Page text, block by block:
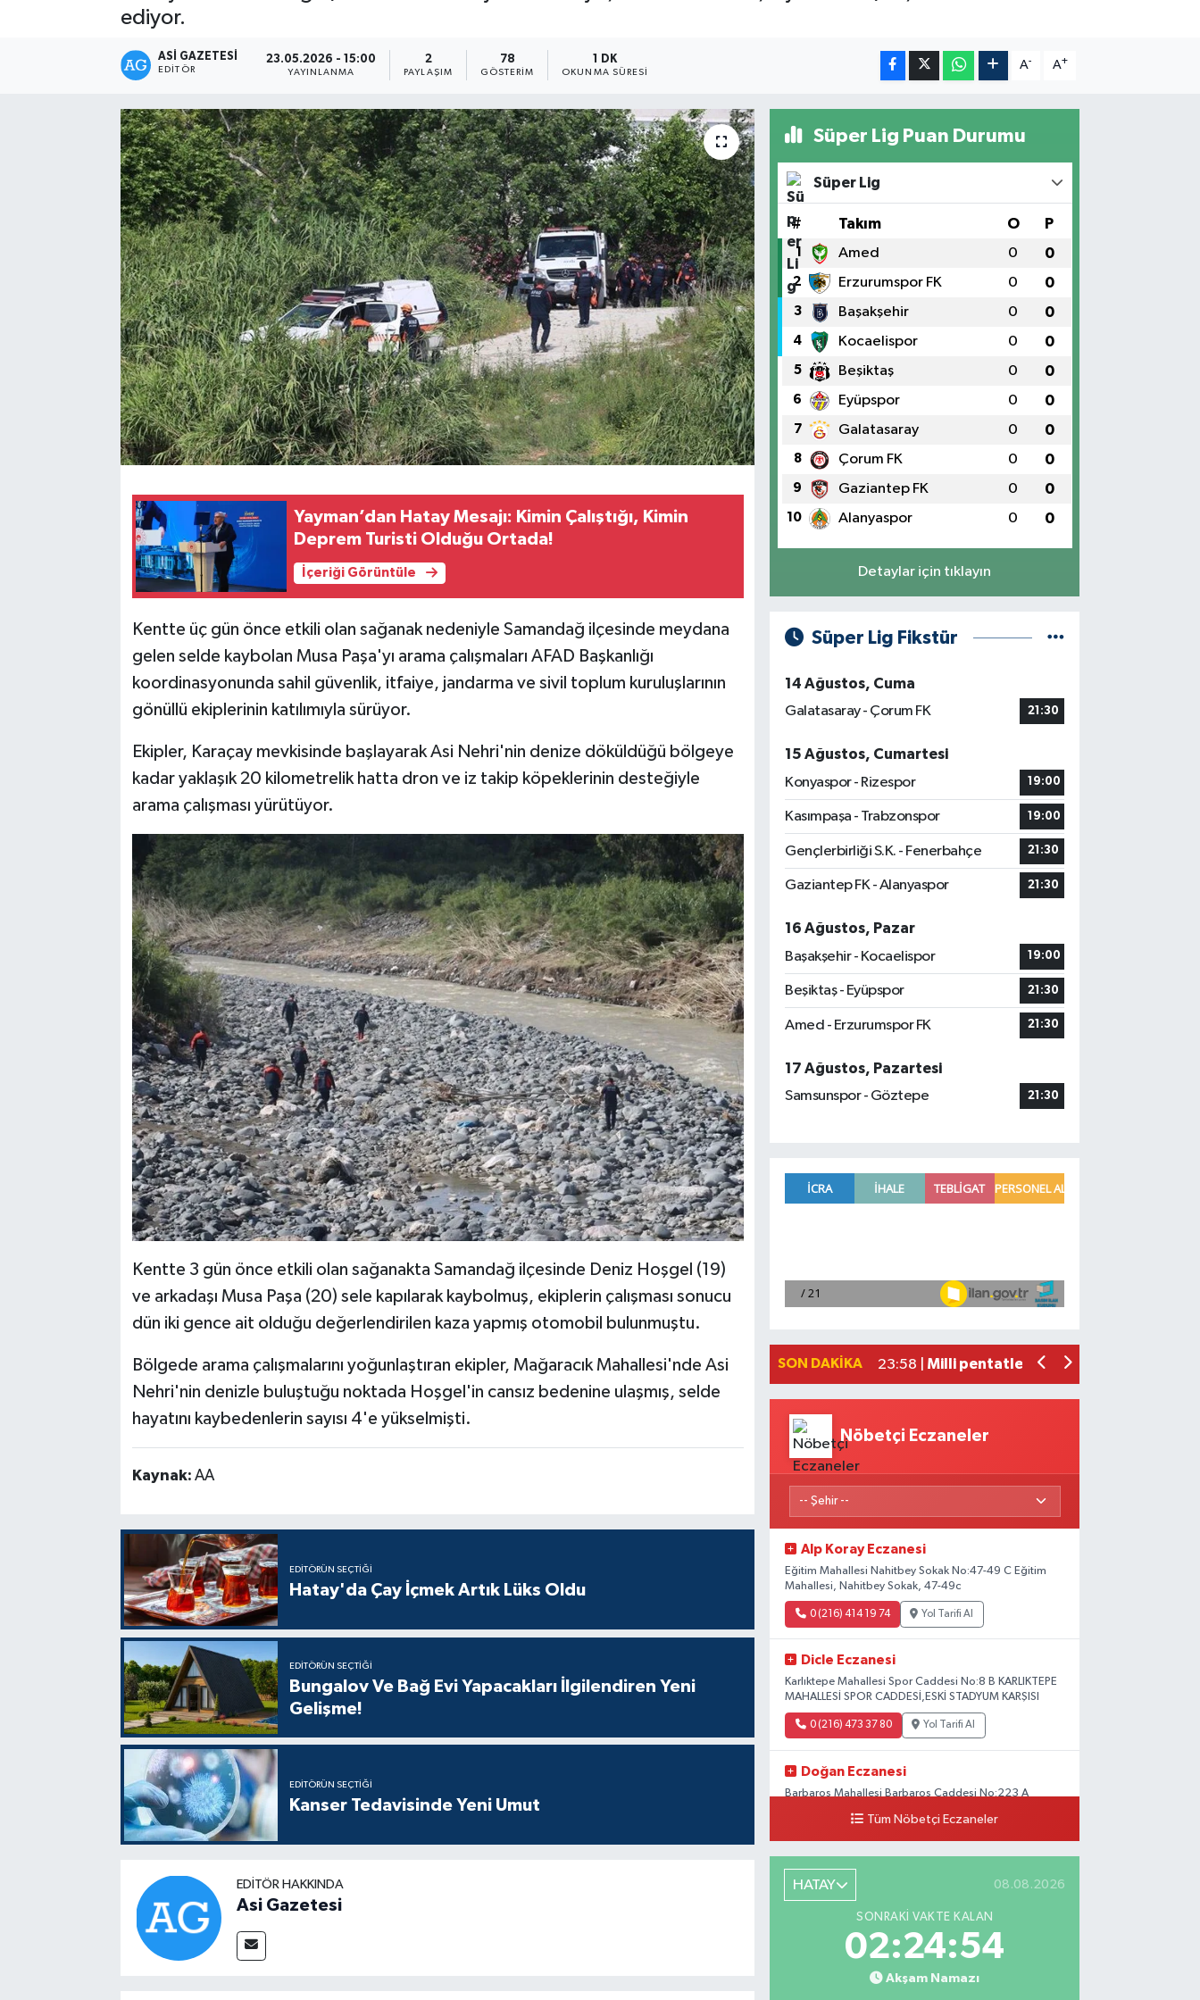
ediyor.
ASI GAZETESI
EDITÖR
23.05.2026 - 15:00
YAYINLANMA
2
PAYLAŞIM
78
GÖSTERIM
1 DK
OKUNMA SÜRESI
A- A+
Yayman’dan Hatay Mesajı: Kimin Çalıştığı, Kimin
Deprem Turisti Olduğu Ortada!
İçeriği Görüntüle
Kentte üç gün önce etkili olan sağanak nedeniyle Samandağ ilçesinde meydana
gelen selde kaybolan Musa Paşa'yı arama çalışmaları AFAD Başkanlığı
koordinasyonunda sahil güvenlik, itfaiye, jandarma ve sivil toplum kuruluşlarının
gönüllü ekiplerinin katılımıyla sürüyor.
Ekipler, Karaçay mevkisinde başlayarak Asi Nehri'nin denize döküldüğü bölgeye
kadar yaklaşık 20 kilometrelik hatta dron ve iz takip köpeklerinin desteğiyle
arama çalışması yürütüyor.
Kentte 3 gün önce etkili olan sağanakta Samandağ ilçesinde Deniz Hoşgel (19)
ve arkadaşı Musa Paşa (20) sele kapılarak kaybolmuş, ekiplerin çalışması sonucu
dün iki gence ait olduğu değerlendirilen kaza yapmış otomobil bulunmuştu.
Bölgede arama çalışmalarını yoğunlaştıran ekipler, Mağaracık Mahallesi'nde Asi
Nehri'nin denizle buluştuğu noktada Hoşgel'in cansız bedenine ulaşmış, selde
hayatını kaybedenlerin sayısı 4'e yükselmişti.
Kaynak: AA
EDITÖRÜN SEÇTIĞI
Hatay'da Çay İçmek Artık Lüks Oldu
EDITÖRÜN SEÇTIĞI
Bungalov Ve Bağ Evi Yapacakları İlgilendiren Yeni
Gelişme!
EDITÖRÜN SEÇTIĞI
Kanser Tedavisinde Yeni Umut
EDITÖR HAKKINDA
Asi Gazetesi
Süper Lig Puan Durumu
Süper Lig
# Takım O P
1 Amed 0 0
2 Erzurumspor FK 0 0
3 Başakşehir 0 0
4 Kocaelispor 0 0
5 Beşiktaş 0 0
6 Eyüpspor 0 0
7 Galatasaray 0 0
8 Çorum FK 0 0
9 Gaziantep FK 0 0
10 Alanyaspor 0 0
Detaylar için tıklayın
Süper Lig Fikstür
14 Ağustos, Cuma
Galatasaray - Çorum FK
21:30
15 Ağustos, Cumartesi
Konyaspor - Rizespor
19:00
Kasımpaşa - Trabzonspor 19:00
Gençlerbirliği S.K. - Fenerbahçe 21:30
Gaziantep FK - Alanyaspor 21:30
16 Ağustos, Pazar
Başakşehir - Kocaelispor
19:00
Beşiktaş - Eyüpspor 21:30
Amed - Erzurumspor FK 21:30
17 Ağustos, Pazartesi
Samsunspor - Göztepe
21:30
SON DAKIKA
Mersin'de uyuşturucu
23:58 | Milli pentatletler Kıvanç Taşyaran ve
Nöbetçi Eczaneler
Alp Koray Eczanesi
Eğitim Mahallesi Nahitbey Sokak No:47-49 C Eğitim
Mahallesi, Nahitbey Sokak, 47-49c
0 (216) 414 19 74 Yol Tarifi Al
Dicle Eczanesi
Karlıktepe Mahallesi Spor Caddesi No:8 B KARLIKTEPE
MAHALLESİ SPOR CADDESİ,ESKİ STADYUM KARŞISI
0 (216) 473 37 80 Yol Tarifi Al
Doğan Eczanesi
Barbaros Mahallesi Barbaros Caddesi No:223 A
Mali Eczanesi
Merkez Mahallesi Tüloğlu Sokak No:4 A
REŞİTPAŞACADDESİ QNB BANK SOKAĞI REŞİTPAŞA
DENİZKÖŞKLER SAĞLIK OCAĞI KARŞISI
0 (532) 711 72 17 Yol Tarifi Al
Tüm Nöbetçi Eczaneler
HATAY 08.08.2026
SONRAKI VAKTE KALAN
02:24:53
Akşam Namazı